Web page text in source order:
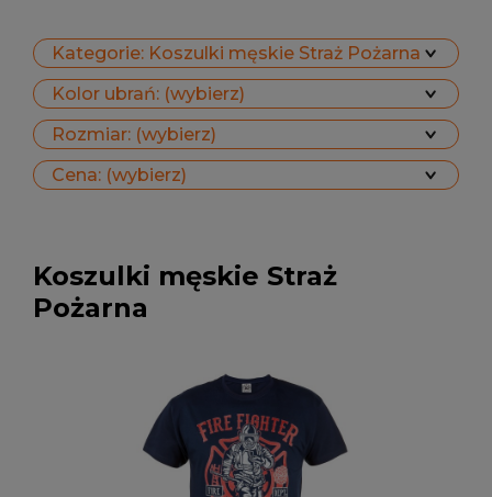
Kategorie: Koszulki męskie Straż Pożarna
Kolor ubrań: (wybierz)
Rozmiar: (wybierz)
Cena: (wybierz)
Koszulki męskie Straż
Pożarna